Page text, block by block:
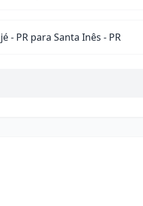
- PR para Santa Inês - PR